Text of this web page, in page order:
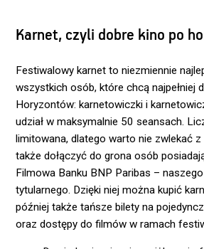
Karnet, czyli dobre kino po
Festiwalowy karnet to niezmiennie
wszystkich osób, które chcą najpełniej
Horyzontów: karnetowiczki i
udział w maksymalnie 50 seansach.
limitowana, dlatego warto nie zwlekać z
także dołączyć do grona osób
Filmowa Banku BNP Paribas –
tytularnego. Dzięki niej można kupić
później także tańsze bilety na
oraz dostępy do filmów w ramach